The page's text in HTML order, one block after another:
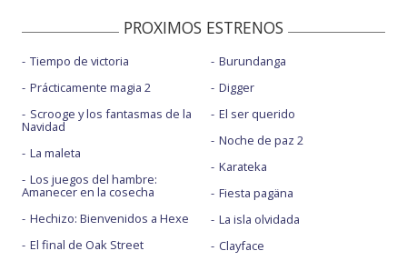
PROXIMOS ESTRENOS
Tiempo de victoria
Prácticamente magia 2
Scrooge y los fantasmas de la
Navidad
La maleta
Los juegos del hambre:
Amanecer en la cosecha
Hechizo: Bienvenidos a Hexe
El final de Oak Street
Burundanga
Digger
El ser querido
Noche de paz 2
Karateka
Fiesta pagäna
La isla olvidada
Clayface